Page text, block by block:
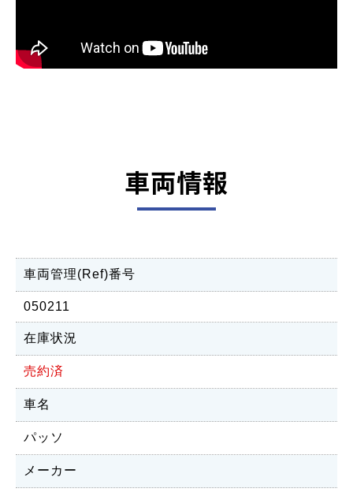
車両情報
車両管理(Ref)番号
050211
在庫状況
売約済
車名
パッソ
メーカー